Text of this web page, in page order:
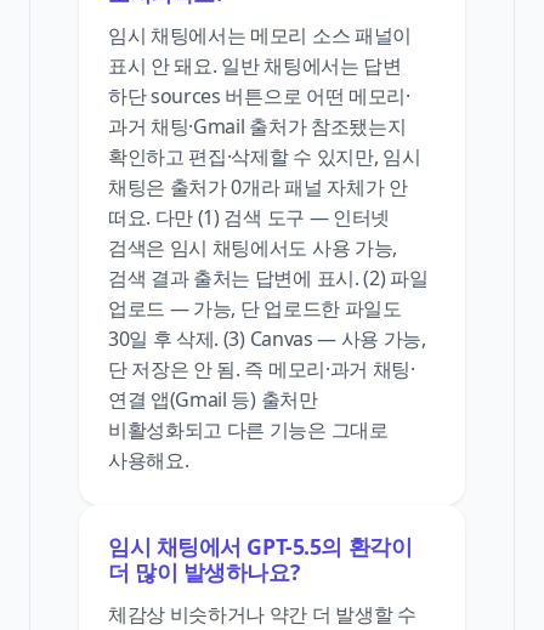
임시 채팅에서는 메모리 소스 패널이
표시 안 돼요. 일반 채팅에서는 답변
하단 sources 버튼으로 어떤 메모리·
과거 채팅·Gmail 출처가 참조됐는지
확인하고 편집·삭제할 수 있지만, 임시
채팅은 출처가 0개라 패널 자체가 안
떠요. 다만 (1) 검색 도구 — 인터넷
검색은 임시 채팅에서도 사용 가능,
검색 결과 출처는 답변에 표시. (2) 파일
업로드 — 가능, 단 업로드한 파일도
30일 후 삭제. (3) Canvas — 사용 가능,
단 저장은 안 됨. 즉 메모리·과거 채팅·
연결 앱(Gmail 등) 출처만
비활성화되고 다른 기능은 그대로
사용해요.
임시 채팅에서 GPT-5.5의 환각이
더 많이 발생하나요?
체감상 비슷하거나 약간 더 발생할 수